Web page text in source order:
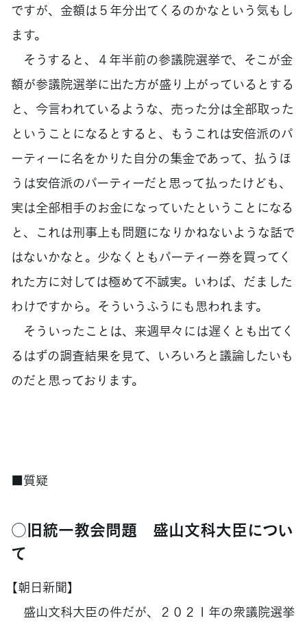
ですが、金額は５年分出てくるのかなという気もし
ます。
そうすると、４年半前の参議院選挙で、そこが金
額が参議院選挙に出た方が盛り上がっているとする
と、今言われているような、売った分は全部取った
ということになるとすると、もうこれは安倍派のパ
ーティーに名をかりた自分の集金であって、払うほ
うは安倍派のパーティーだと思って払ったけども、
実は全部相手のお金になっていたということになる
と、これは刑事上も問題になりかねないような話で
はないかなと。少なくともパーティー券を買ってく
れた方に対しては極めて不誠実。いわば、だました
わけですから。そういうふうにも思われます。
そういったことは、来週早々には遅くとも出てく
るはずの調査結果を見て、いろいろと議論したいも
のだと思っております。
■質疑
○旧統一教会問題 盛山文科大臣につい
て
【朝日新聞】
盛山文科大臣の件だが、２０２１年の衆議院選挙